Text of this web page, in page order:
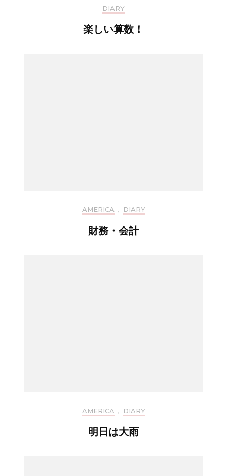
DIARY
楽しい算数！
AMERICA , DIARY
財務・会計
AMERICA , DIARY
明日は大雨